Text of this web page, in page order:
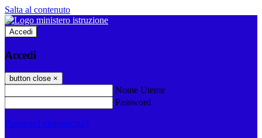
Salta al contenuto
Accedi
Accedi
button close ×
Nome Utente
Password
Password dimenticata?